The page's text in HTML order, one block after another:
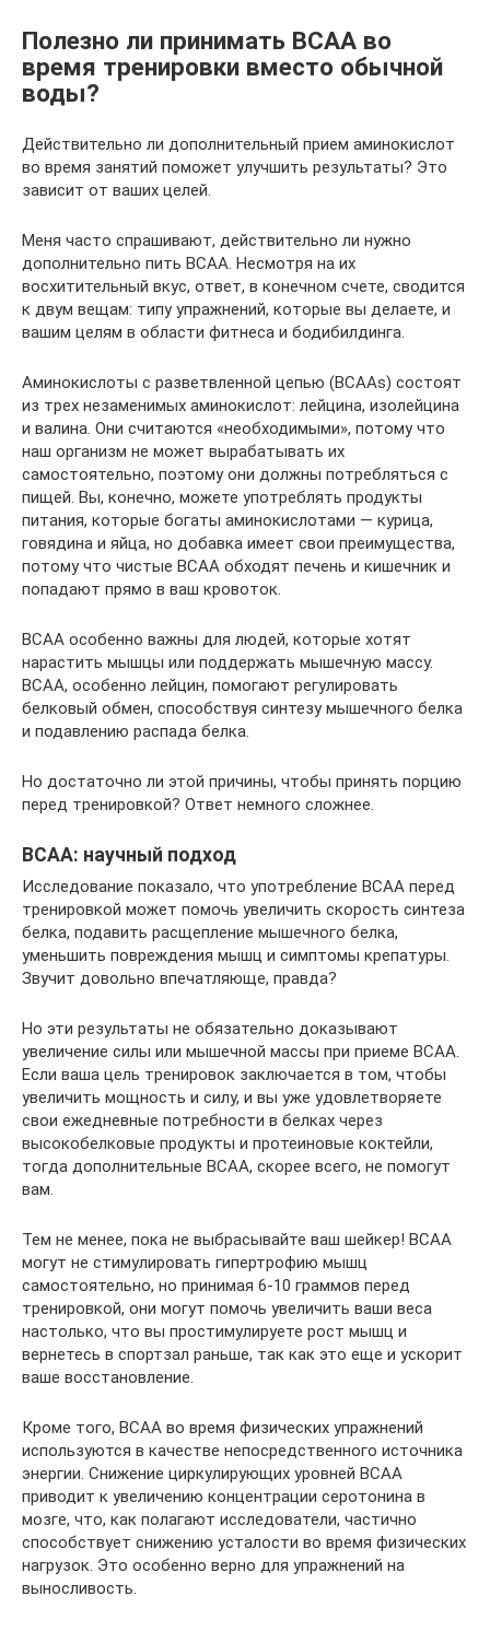
Полезно ли принимать BCAA во
время тренировки вместо обычной
воды?
Действительно ли дополнительный прием аминокислот
во время занятий поможет улучшить результаты? Это
зависит от ваших целей.
Меня часто спрашивают, действительно ли нужно
дополнительно пить BCAA. Несмотря на их
восхитительный вкус, ответ, в конечном счете, сводится
к двум вещам: типу упражнений, которые вы делаете, и
вашим целям в области фитнеса и бодибилдинга.
Аминокислоты с разветвленной цепью (BCAAs) состоят
из трех незаменимых аминокислот: лейцина, изолейцина
и валина. Они считаются «необходимыми», потому что
наш организм не может вырабатывать их
самостоятельно, поэтому они должны потребляться с
пищей. Вы, конечно, можете употреблять продукты
питания, которые богаты аминокислотами — курица,
говядина и яйца, но добавка имеет свои преимущества,
потому что чистые BCAA обходят печень и кишечник и
попадают прямо в ваш кровоток.
BCAA особенно важны для людей, которые хотят
нарастить мышцы или поддержать мышечную массу.
BCAA, особенно лейцин, помогают регулировать
белковый обмен, способствуя синтезу мышечного белка
и подавлению распада белка.
Но достаточно ли этой причины, чтобы принять порцию
перед тренировкой? Ответ немного сложнее.
BCAA: научный подход
Исследование показало, что употребление BCAA перед
тренировкой может помочь увеличить скорость синтеза
белка, подавить расщепление мышечного белка,
уменьшить повреждения мышц и симптомы крепатуры.
Звучит довольно впечатляюще, правда?
Но эти результаты не обязательно доказывают
увеличение силы или мышечной массы при приеме ВСАА.
Если ваша цель тренировок заключается в том, чтобы
увеличить мощность и силу, и вы уже удовлетворяете
свои ежедневные потребности в белках через
высокобелковые продукты и протеиновые коктейли,
тогда дополнительные BCAA, скорее всего, не помогут
вам.
Тем не менее, пока не выбрасывайте ваш шейкер! BCAA
могут не стимулировать гипертрофию мышц
самостоятельно, но принимая 6-10 граммов перед
тренировкой, они могут помочь увеличить ваши веса
настолько, что вы простимулируете рост мышц и
вернетесь в спортзал раньше, так как это еще и ускорит
ваше восстановление.
Кроме того, BCAA во время физических упражнений
используются в качестве непосредственного источника
энергии. Снижение циркулирующих уровней BCAA
приводит к увеличению концентрации серотонина в
мозге, что, как полагают исследователи, частично
способствует снижению усталости во время физических
нагрузок. Это особенно верно для упражнений на
выносливость.